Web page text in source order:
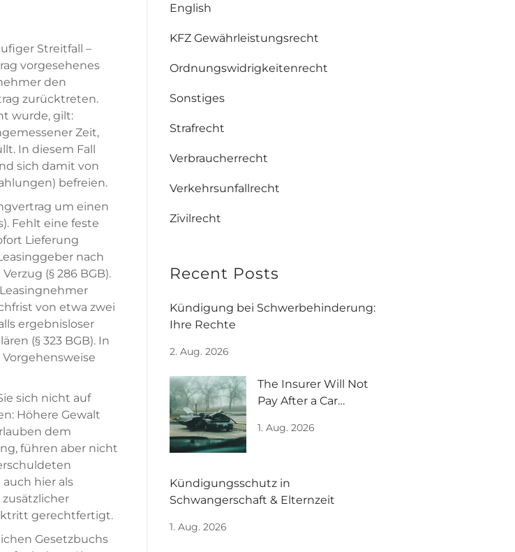
Streitfall –
vorgesehenes
den
zurücktreten.
wurde, gilt:
Zeit,
In diesem Fall
sich damit von
befreien.
um einen
Fehlt eine feste
Lieferung
nach
(§ 286 BGB).
von etwa zwei
ergebnisloser
(§ 323 BGB). In
sich nicht auf
Höhere Gewalt
dem
führen aber nicht
hier als
gerechtfertigt.
Gesetzbuchs
English
KFZ Gewährleistungsrecht
Ordnungswidrigkeitenrecht
Sonstiges
Strafrecht
Verbraucherrecht
Verkehrsunfallrecht
Zivilrecht
Recent Posts
Kündigung bei Schwerbehinderung:
Ihre Rechte
2. Aug. 2026
The Insurer Will Not
Pay After a Car
FAQ
1. Aug. 2026
Kündigungsschutz in
Schwangerschaft & Elternzeit
1. Aug. 2026